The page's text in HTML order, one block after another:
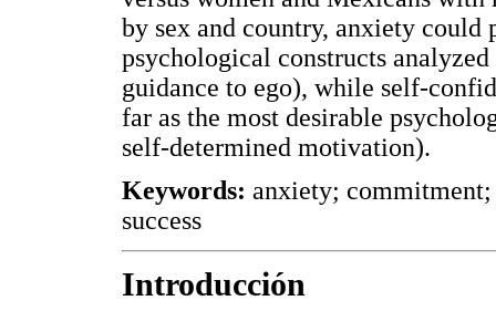
by sex and country, anxiety could
psychological constructs
guidance to ego), while self-
far as the most desirable
self-determined motivation).
Keywords: anxiety;
success
Introducción